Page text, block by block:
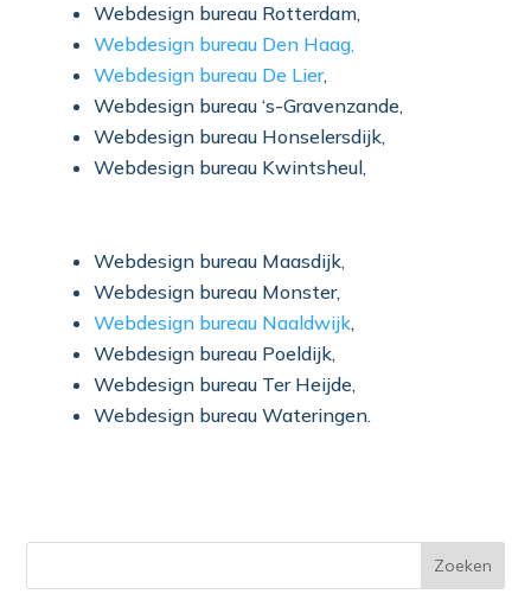
Webdesign bureau Rotterdam,
Webdesign bureau Den Haag,
Webdesign bureau De Lier,
Webdesign bureau ‘s-Gravenzande,
Webdesign bureau Honselersdijk,
Webdesign bureau Kwintsheul,
Webdesign bureauMaasdijk,
Webdesign bureauMonster,
Webdesign bureauNaaldwijk,
Webdesign bureauPoeldijk,
Webdesign bureauTer Heijde,
Webdesign bureauWateringen.
Zoeken